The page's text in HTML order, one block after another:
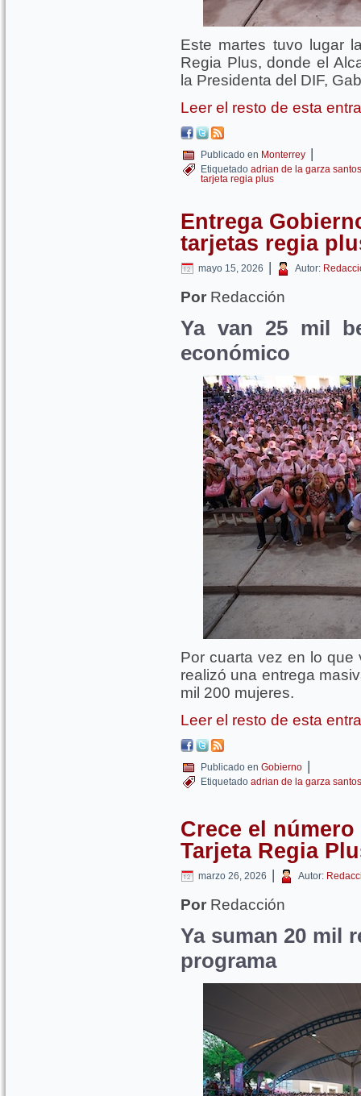
Este martes tuvo lugar
Regia Plus, donde el
la Presidenta del DIF,
Leer el resto de esta
Publicado en Monterrey |
Etiquetado adrian de la garza santos
tarjeta regia plus
Entrega
tarjetas regia
mayo 15, 2026 | Autor:
Por Redacción
Ya van 25 mil
económico
Por cuarta vez en lo que
realizó una entrega
mil 200 mujeres.
Leer el resto de esta
Publicado en Gobierno |
Etiquetado adrian de la garza santos
Crece el
Tarjeta Regia
marzo 26, 2026 | Autor:
Por Redacción
Ya suman 20 mil
programa